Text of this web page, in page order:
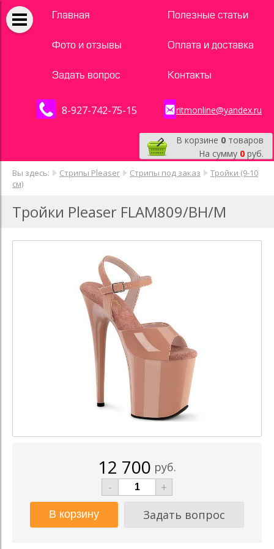
Главная Полезные статьи
Фото и отзывы Оплата и доставка
Задать вопрос Контакты
8-927-742-75-15 ritmonline@yandex.ru
В корзине 0 товаров
На сумму 0 руб.
Вы здесь: Стрипы Pleaser Стрипы под заказ
Тройки (9-10
см)
Тройки Pleaser FLAM809/BH/M
12 700 руб.
-
+
Задать вопрос